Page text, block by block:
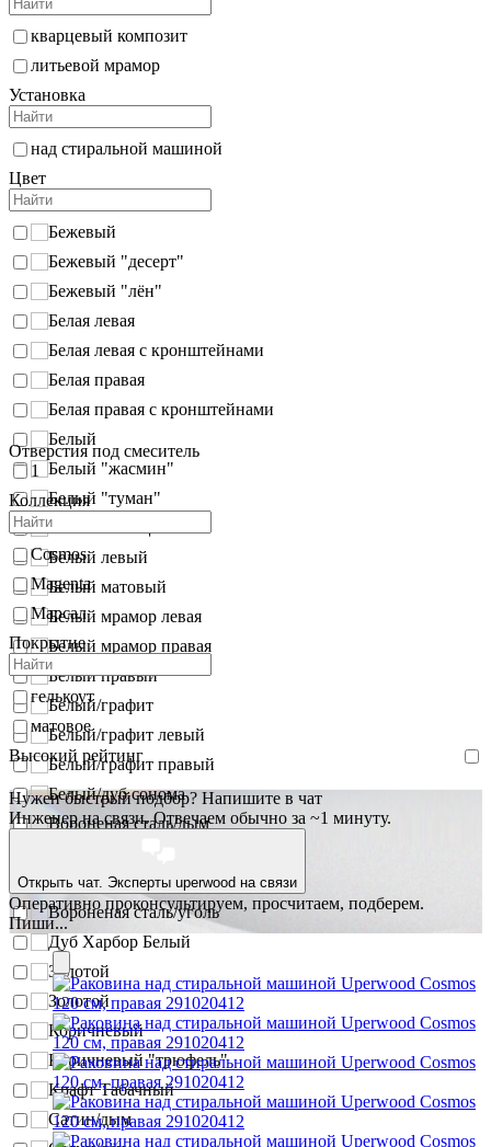
кварцевый композит
литьевой мрамор
Установка
над стиральной машиной
Цвет
Бежевый
Бежевый "десерт"
Бежевый "лён"
Белая левая
Белая левая с кронштейнами
Белая правая
Белая правая с кронштейнами
Белый
Белый "жасмин"
Белый "туман"
Белый глянец
Белый левый
Белый матовый
Белый мрамор левая
Белый мрамор правая
Белый правый
Белый/графит
Белый/графит левый
Белый/графит правый
Белый/дуб сонома
Вороненая сталь/дым
Вороненая сталь/туман
Вороненая сталь/уголь
Дуб Харбор Белый
Золотой
Золотой
Коричневый
Коричневый "трюфель"
Крафт Табачный
Сатин/дым
Отверстия под смеситель
1
Коллекция
Cosmos
Magenta
Марсал
Покрытие
гелькоут
матовое
Высокий рейтинг
Нужен быстрый подбор? Напишите в чат
Инженер на связи. Отвечаем обычно за ~1 минуту.
Открыть чат. Эксперты uperwood на связи
Оперативно проконсультируем, просчитаем, подберем.
Пиши...